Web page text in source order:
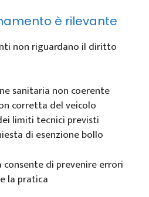
è rilevante
non riguardano il diritto
sanitaria non coerente
corretta del veicolo
limiti tecnici previsti
di esenzione bollo
di prevenire errori
la pratica